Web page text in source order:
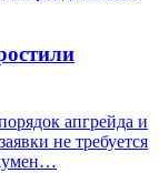
апгрейда и
не требуется